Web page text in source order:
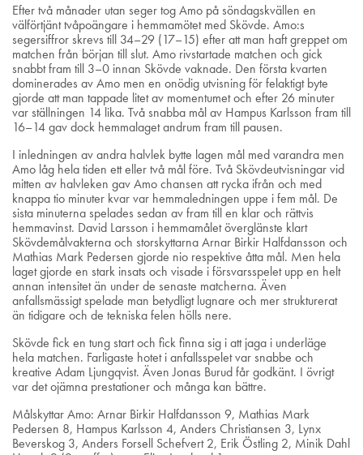
Efter två månader utan seger tog Amo på söndagskvällen en
välförtjänt tvåpoängare i hemmamötet med Skövde. Amo:s
segersiffror skrevs till 34–29 (17–15) efter att man haft greppet om
matchen från början till slut. Amo rivstartade matchen och gick
snabbt fram till 3–0 innan Skövde vaknade. Den första kvarten
dominerades av Amo men en onödig utvisning för felaktigt byte
gjorde att man tappade litet av momentumet och efter 26 minuter
var ställningen 14 lika. Två snabba mål av Hampus Karlsson fram till
16–14 gav dock hemmalaget andrum fram till pausen.
I inledningen av andra halvlek bytte lagen mål med varandra men
Amo låg hela tiden ett eller två mål före. Två Skövdeutvisningar vid
mitten av halvleken gav Amo chansen att rycka ifrån och med
knappa tio minuter kvar var hemmaledningen uppe i fem mål. De
sista minuterna spelades sedan av fram till en klar och rättvis
hemmavinst. David Larsson i hemmamålet överglänste klart
Skövdemålvakterna och storskyttarna Arnar Birkir Halfdansson och
Mathias Mark Pedersen gjorde nio respektive åtta mål. Men hela
laget gjorde en stark insats och visade i försvarsspelet upp en helt
annan intensitet än under de senaste matcherna. Även
anfallsmässigt spelade man betydligt lugnare och mer strukturerat
än tidigare och de tekniska felen hölls nere.
Skövde fick en tung start och fick finna sig i att jaga i underläge
hela matchen. Farligaste hotet i anfallsspelet var snabbe och
kreative Adam Ljungqvist. Även Jonas Burud får godkänt. I övrigt
var det ojämna prestationer och många kan bättre.
Målskyttar Amo: Arnar Birkir Halfdansson 9, Mathias Mark
Pedersen 8, Hampus Karlsson 4, Anders Christiansen 3, Lynx
Beverskog 3, Anders Forsell Schefvert 2, Erik Östling 2, Minik Dahl